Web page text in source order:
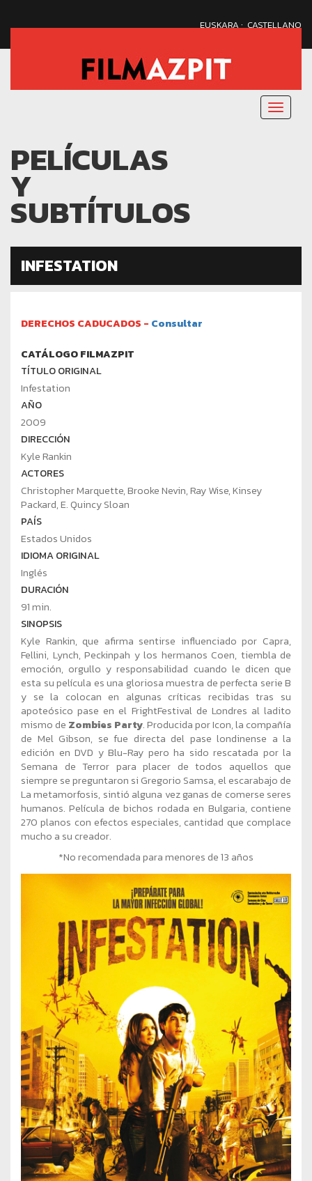
EUSKARA·CASTELLANO
Menu
PELÍCULAS
Y
SUBTÍTULOS
INFESTATION
DERECHOS CADUCADOS - Consultar
CATÁLOGO FILMAZPIT
TÍTULO ORIGINAL
Infestation
AÑO
2009
DIRECCIÓN
Kyle Rankin
ACTORES
Christopher Marquette, Brooke Nevin, Ray Wise, Kinsey
Packard, E. Quincy Sloan
PAÍS
Estados Unidos
IDIOMA ORIGINAL
Inglés
DURACIÓN
91 min.
SINOPSIS
Kyle Rankin, que afirma sentirse influenciado por Capra,
Fellini, Lynch, Peckinpah y los hermanos Coen, tiembla de
emoción, orgullo y responsabilidad cuando le dicen que
esta su película es una gloriosa muestra de perfecta serie B
y se la colocan en algunas críticas recibidas tras su
apoteósico pase en el FrightFestival de Londres al ladito
mismo de Zombies Party. Producida por Icon, la compañía
de Mel Gibson, se fue directa del pase londinense a la
edición en DVD y Blu-Ray pero ha sido rescatada por la
Semana de Terror para placer de todos aquellos que
siempre se preguntaron si Gregorio Samsa, el escarabajo de
La metamorfosis, sintió alguna vez ganas de comerse seres
humanos. Película de bichos rodada en Bulgaria, contiene
270 planos con efectos especiales, cantidad que complace
mucho a su creador.
*No recomendada para menores de 13 años